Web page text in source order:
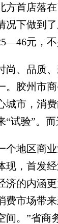
方首店落
况下做到
元，
、品质、
。胶州市
城市，消
“试验”。
地区商业
现，首发
济的内涵
费市场带
间。”省商